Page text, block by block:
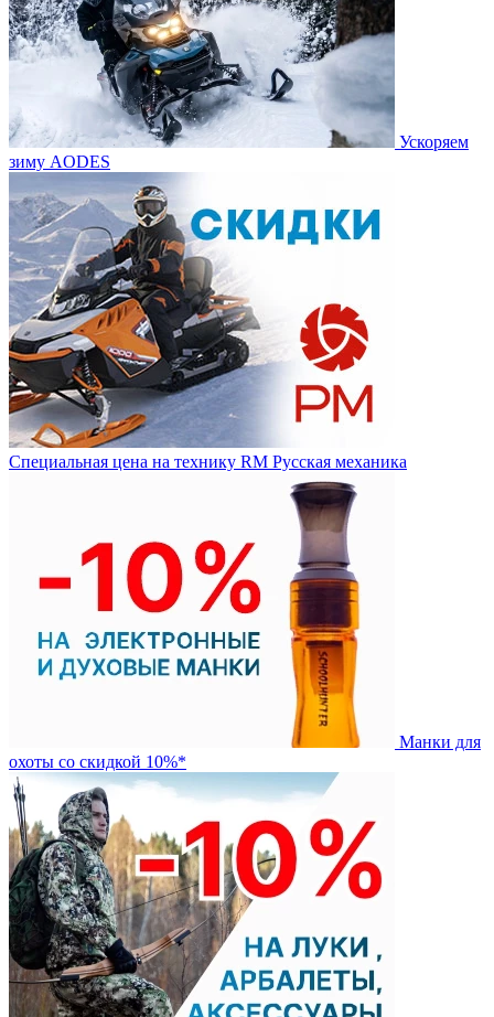
Ускоряем
зиму AODES
Специальная цена на технику RM Русская механика
Манки для
охоты со скидкой 10%*